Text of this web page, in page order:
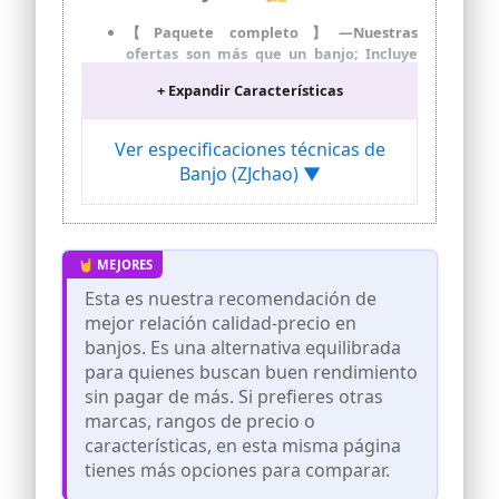
【Paquete completo】—Nuestras
ofertas son más que un banjo; Incluye
puente, una cejilla, un juego de cuerdas
y un paño de limpieza. Este completo
conjunto permite a los músicos tocar,
mantener y disfrutar de su instrumento
desde el primer rasgueo.
【Alta calidad】— Experimente una
jugabilidad atemporal con nuestro,
como arce y palo . Este conjunto
resistente está diseñado para viajes
musicales duraderos, asegurando que
cada melodía que resuene con claridad y
precisión.
【Artesanía exquisita】— Disfrute de
juegos suaves gracias a las cuerdas de
banjo, adoptando una mano de obra fina
y un diseño delicado. Su superficie lisa
mejora tu experiencia de
interpretación, permitiéndote
+ Expandir Características
Ver especificaciones técnicas de
Banjo (ZJchao) ▼
Esta es nuestra recomendación de
mejor relación calidad-precio en
banjos. Es una alternativa equilibrada
para quienes buscan buen rendimiento
sin pagar de más. Si prefieres otras
marcas, rangos de precio o
características, en esta misma página
tienes más opciones para comparar.